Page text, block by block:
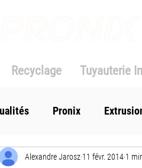
Recyclage Tuyauterie
Pronix
Alexandre Jarosz 11 févr. 2014 1